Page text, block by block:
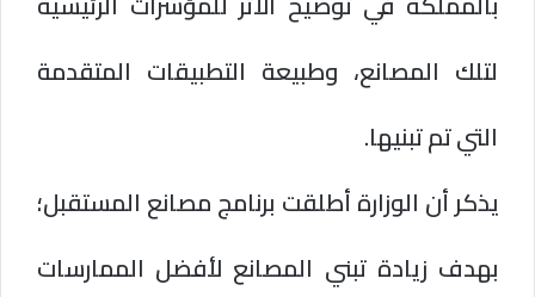
لتلك المصانع، وطبيعة التطبيقات المتقدمة
التي تم تبنيها.
يذكر أن الوزارة أطلقت برنامج مصانع المستقبل؛
بهدف زيادة تبني المصانع لأفضل الممارسات